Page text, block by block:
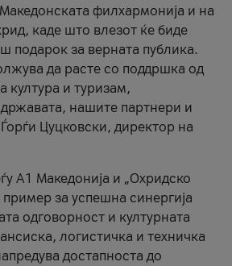
филхармонија и на
каде што влезот ќе биде
подарок за верната публика.
да расте со поддршка од
култура и туризам,
нашите партнери и
Цуцковски, директор на
A1 Македонија и „Охридско
пример за успешна синергија
одговорност и културната
логистичка и техничка
достапноста до